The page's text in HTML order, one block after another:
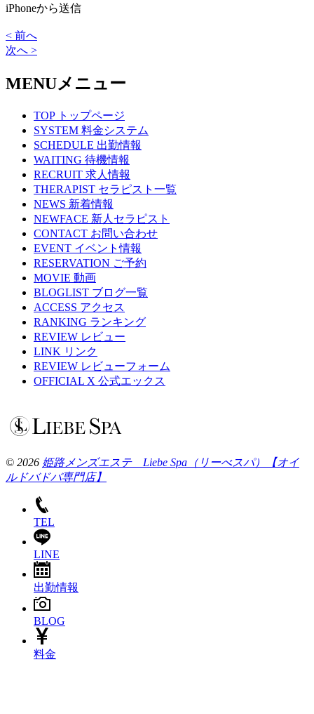
iPhoneから送信
< 前へ
次へ >
MENUメニュー
TOP トップページ
SYSTEM 料金システム
SCHEDULE 出勤情報
WAITING 待機情報
RECRUIT 求人情報
THERAPIST セラピスト一覧
NEWS 新着情報
NEWFACE 新人セラピスト
CONTACT お問い合わせ
EVENT イベント情報
RESERVATION ご予約
MOVIE 動画
BLOGLIST ブログ一覧
ACCESS アクセス
RANKING ランキング
REVIEW レビュー
LINK リンク
REVIEW レビューフォーム
OFFICIAL X 公式エックス
© 2026 姫路メンズエステ Liebe Spa（リーべスパ）【オイ
ルドバドバ専門店】
TEL
LINE
出勤情報
BLOG
料金